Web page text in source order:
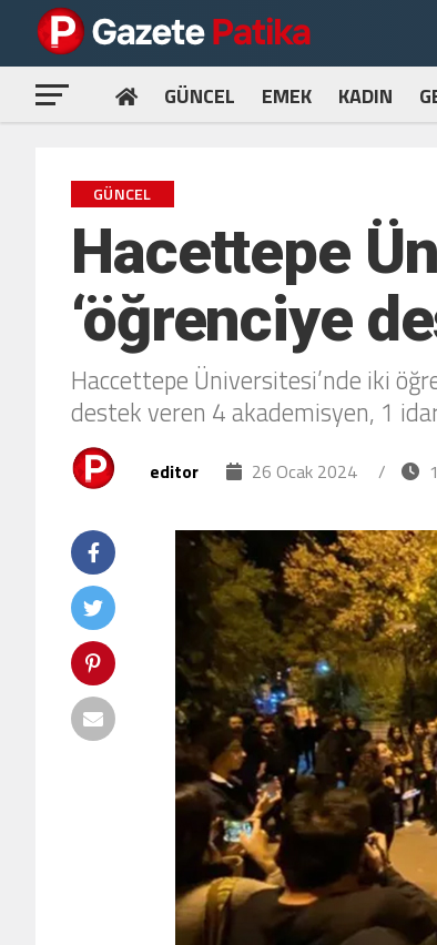
GÜNCEL EMEK KADIN
GÜNCEL
Hacettepe
‘öğrenciye
Haccettepe Üniversitesi’nde iki
destek veren 4 akademisyen, 1
editor 26 Ocak 2024 /